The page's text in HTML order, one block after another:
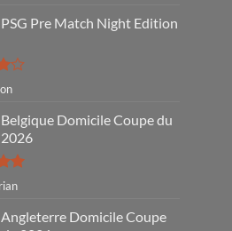
Pre Match Night Edition
Domicile Coupe du
Domicile Coupe